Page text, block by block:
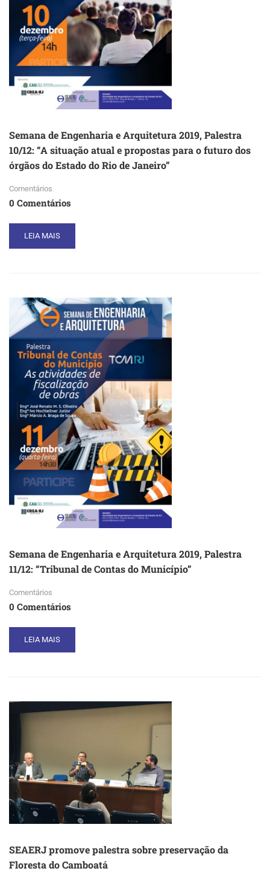
ENGENHARIA,
POR
QUE
MUDANÇAS
CLIMÁTICAS?”
Semana de Engenharia e Arquitetura 2019, Palestra
10/12: “A situação atual e propostas para o futuro dos
órgãos do Estado do Rio de Janeiro”
Comentários
0 Comentários
READ
MORE
ENGENHARIA
E
ARQUITETURA
2019,
PALESTRA
10/12:
“A
SITUAÇÃO
ATUAL
E
PROPOSTAS
PARA
FUTURO
ÓRGÃOS
DO
ESTADO
DO
JANEIRO”
LEIA MAIS
Semana de Engenharia e Arquitetura 2019, Palestra
11/12: “Tribunal de Contas do Município”
Comentários
0 Comentários
READ
MORE
ENGENHARIA
E
11/12:
“TRIBUNAL
DE
DO
MUNICÍPIO”
LEIA MAIS
SEAERJ promove palestra sobre preservação da
Floresta do Camboatá